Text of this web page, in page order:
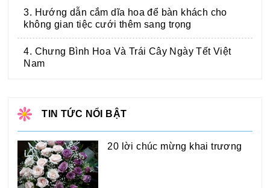
3. Hướng dẫn cắm dĩa hoa để bàn khách cho
không gian tiệc cưới thêm sang trọng
4. Chưng Bình Hoa Và Trái Cây Ngày Tết Việt
Nam
TIN TỨC NỔI BẬT
20 lời chúc mừng khai trương